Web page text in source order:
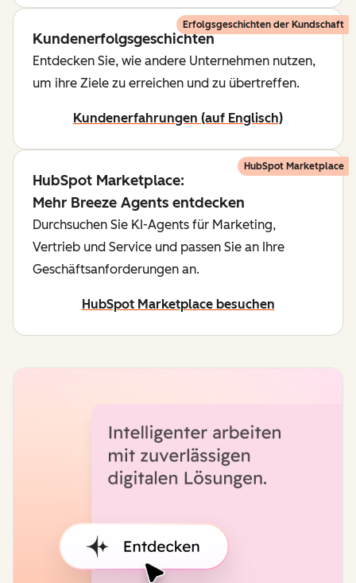
Erfolgsgeschichten der Kundschaft
Kundenerfolgsgeschichten
Entdecken Sie, wie andere Unternehmen nutzen,
um ihre Ziele zu erreichen und zu übertreffen.
Kundenerfahrungen (auf Englisch)
HubSpot Marketplace
HubSpot Marketplace:
Mehr Breeze Agents entdecken
Durchsuchen Sie KI-Agents für Marketing,
Vertrieb und Service und passen Sie an Ihre
Geschäftsanforderungen an.
HubSpot Marketplace besuchen